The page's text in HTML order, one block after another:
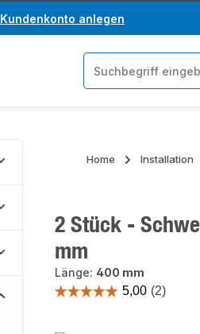
Kundenkonto anlegen
Home Installation
2 Stück -
mm
Länge: 400 mm